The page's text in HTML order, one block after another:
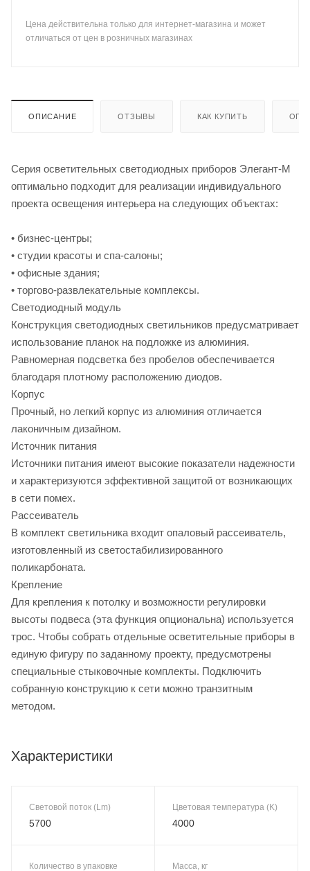
Цена действительна только для интернет-магазина и может
отличаться от цен в розничных магазинах
ОПИСАНИЕ ОТЗЫВЫ КАК КУПИТЬ
Серия осветительных светодиодных приборов Элегант-М
оптимально подходит для реализации индивидуального
проекта освещения интерьера на следующих объектах:
• бизнес-центры;
• студии красоты и спа-салоны;
• офисные здания;
• торгово-развлекательные комплексы.
Светодиодный модуль
Конструкция светодиодных светильников предусматривает
использование планок на подложке из алюминия.
Равномерная подсветка без пробелов обеспечивается
благодаря плотному расположению диодов.
Корпус
Прочный, но легкий корпус из алюминия отличается
лаконичным дизайном.
Источник питания
Источники питания имеют высокие показатели надежности
и характеризуются эффективной защитой от возникающих
в сети помех.
Рассеиватель
В комплект светильника входит опаловый рассеиватель,
изготовленный из светостабилизированного
поликарбоната.
Крепление
Для крепления к потолку и возможности регулировки
высоты подвеса (эта функция опциональна) используется
трос. Чтобы собрать отдельные осветительные приборы в
единую фигуру по заданному проекту, предусмотрены
специальные стыковочные комплекты. Подключить
собранную конструкцию к сети можно транзитным
методом.
Характеристики
Световой поток (Lm)
5700
Цветовая температура (K)
4000
Количество в упаковке Масса, кг